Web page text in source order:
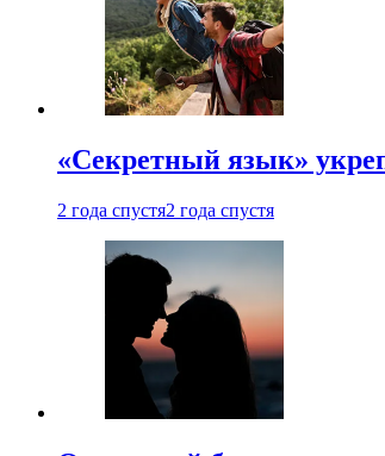
«Секретный язык»
2 года спустя2 года спустя